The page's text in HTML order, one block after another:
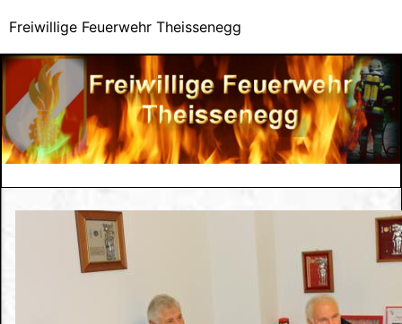
Freiwillige Feuerwehr Theissenegg